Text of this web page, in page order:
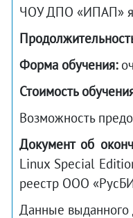
ЧОУ ДПО «ИПАП»
Форма обучения:
Стоимость
Возможность
Документ об
Linux Special
реестр ООО
Данные выданного